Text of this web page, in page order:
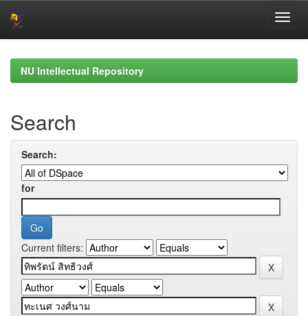
navigationNU Intellectual Repository
Search
Search:
for
Current filters: